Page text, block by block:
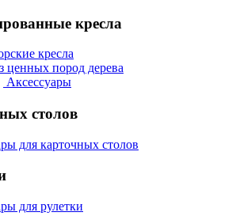
кресла
кресла
ценных пород дерева
Аксессуары
столов
для карточных столов
для рулетки